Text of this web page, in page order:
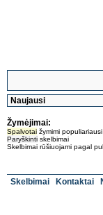
Žymėjimai:
Spalvotai žymimi
Paryškinti skelbimai
Skelbimai rūšiuojami pagal
Skelbimai Kontaktai